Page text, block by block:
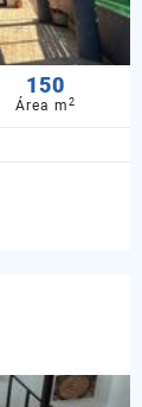
150
Área m2